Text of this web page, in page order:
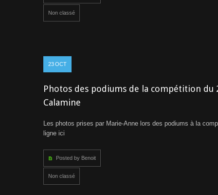
Non classé
23OCT
Photos des podiums de la compétition du
Calamine
Les photos prises par Marie-Anne lors des podiums à la
ligne ici
Posted by Benoit
Non classé